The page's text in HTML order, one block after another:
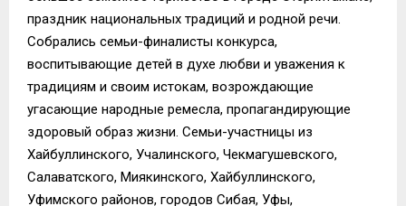
праздник национальных традиций и родной речи.
Собрались семьи-финалисты конкурса,
воспитывающие детей в духе любви и уважения к
традициям и своим истокам, возрождающие
угасающие народные ремесла, пропагандирующие
здоровый образ жизни. Семьи-участницы из
Хайбуллинского, Учалинского, Чекмагушевского,
Салаватского, Миякинского, Хайбуллинского,
Уфимского районов, городов Сибая, Уфы,